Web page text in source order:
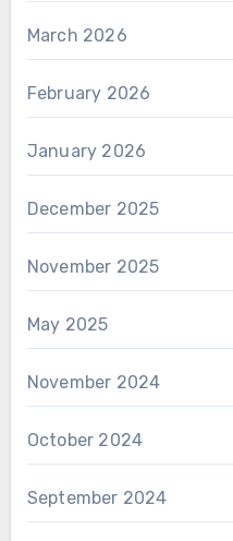
March 2026
February 2026
January 2026
December 2025
November 2025
May 2025
November 2024
October 2024
September 2024